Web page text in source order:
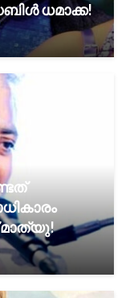
ധമാക്ക!
മാത്യു!